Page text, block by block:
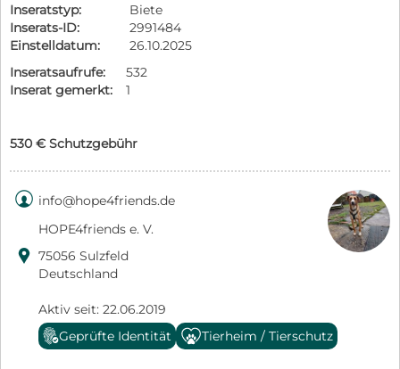
Inseratstyp:
Biete
Inserats-ID:
2991484
Einstelldatum:
26.10.2025
Inseratsaufrufe:
532
Inserat gemerkt:
1
530 € Schutzgebühr
 info@hope4friends.de
HOPE4friends e. V.
 75056 Sulzfeld
Deutschland
Aktiv seit: 22.06.2019
Geprüfte Identität
Tierheim / Tierschutz